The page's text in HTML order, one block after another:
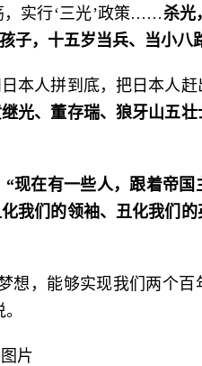
，实行‘三光’政策……杀光
子，十五岁当兵、当小八
人拼到底，把日本人赶
光、董存瑞、狼牙山五
“现在有一些人，跟着帝国
我们的领袖、丑化我们
，能够实现我们两个百